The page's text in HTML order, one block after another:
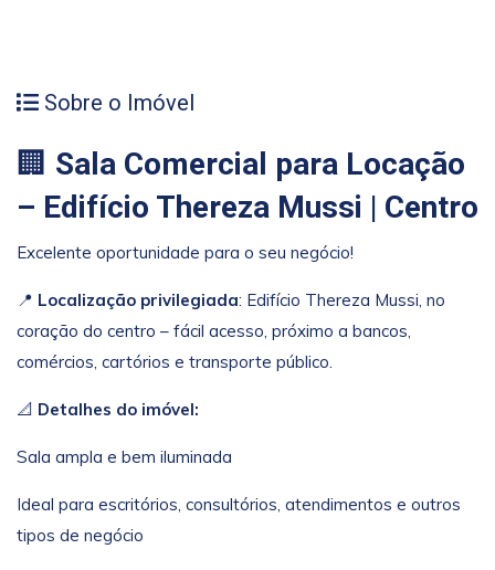
Sobre o Imóvel
🏢 Sala Comercial para Locação
– Edifício Thereza Mussi | Centro
Excelente oportunidade para o seu negócio!
📍 Localização privilegiada: Edifício Thereza Mussi, no
coração do centro – fácil acesso, próximo a bancos,
comércios, cartórios e transporte público.
📐 Detalhes do imóvel:
Sala ampla e bem iluminada
Ideal para escritórios, consultórios, atendimentos e outros
tipos de negócio